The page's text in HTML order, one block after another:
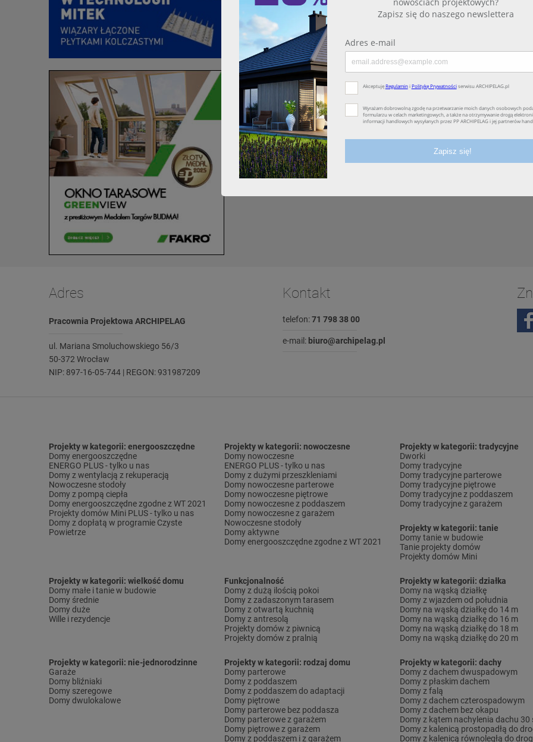
Adres
Pracownia Projektowa ARCHIPELAG
ul. Mariana Smoluchowskiego 56/3
50-372 Wrocław
NIP: 897-16-05-744 | REGON: 931987209
Kontakt
telefon: 71 798 38 00
e-mail: biuro@archipelag.pl
Projekty w kategorii: energooszczędne
Domy energooszczędne
ENERGO PLUS - tylko u nas
Domy z wentylacją z rekuperacją
Nowoczesne stodoły
Domy z pompą ciepła
Domy energooszczędne zgodne z WT 2021
Projekty domów Mini PLUS - tylko u nas
Domy z dopłatą w programie Czyste
Powietrze
Projekty w kategorii: nowoczesne
Domy nowoczesne
ENERGO PLUS - tylko u nas
Domy z dużymi przeszkleniami
Domy nowoczesne parterowe
Domy nowoczesne piętrowe
Domy nowoczesne z poddaszem
Domy nowoczesne z garażem
Nowoczesne stodoły
Domy aktywne
Domy energooszczędne zgodne z WT 2021
Projekty w kategorii: tradycyjne
Dworki
Domy tradycyjne
Domy tradycyjne parterowe
Domy tradycyjne piętrowe
Domy tradycyjne z poddaszem
Domy tradycyjne z garażem
Projekty w kategorii: tanie
Domy tanie w budowie
Tanie projekty domów
Projekty domów Mini
Projekty w kategorii: wielkość domu
Domy małe i tanie w budowie
Domy średnie
Domy duże
Wille i rezydencje
Funkcjonalność
Domy z dużą ilością pokoi
Domy z zadaszonym tarasem
Domy z otwartą kuchnią
Domy z antresolą
Projekty domów z piwnicą
Projekty domów z pralnią
Projekty w kategorii: działka
Domy na wąską działkę
Domy z wjazdem od południa
Domy na wąską działkę do 14 m
Domy na wąską działkę do 16 m
Domy na wąską działkę do 18 m
Domy na wąską działkę do 20 m
Projekty w kategorii: nie-jednorodzinne
Garaże
Domy bliźniaki
Domy szeregowe
Domy dwulokalowe
Projekty w kategorii: rodzaj domu
Domy parterowe
Domy z poddaszem
Domy z poddaszem do adaptacji
Domy piętrowe
Domy parterowe bez poddasza
Domy parterowe z garażem
Domy piętrowe z garażem
Domy z poddaszem i z garażem
Projekty w kategorii: dachy
Domy z dachem dwuspadowym
Domy z płaskim dachem
Domy z falą
Domy z dachem czterospadowym
Domy z dachem bez okapu
Domy z kątem nachylenia dachu 30
Domy z kalenicą prostopadłą do
Domy z kalenicą równoległą do